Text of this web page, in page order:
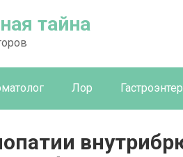
тайна
Лор